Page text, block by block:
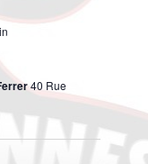
40 Rue